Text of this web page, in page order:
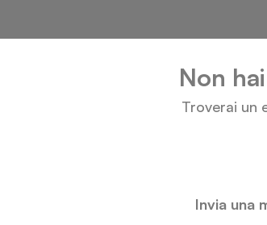
Non
Troverai un
Invia una